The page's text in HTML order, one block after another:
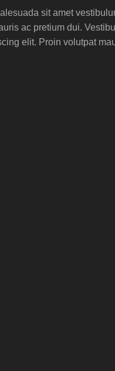
sit amet
ac pretium dui.
elit. Proin volutpat